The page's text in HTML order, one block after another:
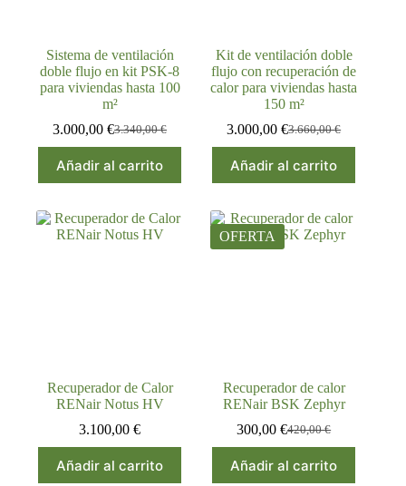
Sistema de ventilación
doble flujo en kit PSK-8
para viviendas hasta 100
m²
3.340,00€
El
original
era:
3.000,00€
El
actual
es:
Añadir al carrito
Kit de ventilación doble
flujo con recuperación de
calor para viviendas hasta
150 m²
3.660,00€
El
original
era:
3.000,00€
El
actual
es:
Añadir al carrito
Recuperador de Calor
RENair Notus HV
3.100,00€
Añadir al carrito
OFERTA
Recuperador de calor
RENair BSK Zephyr
420,00€
El
original
300,00€El
actual
Añadir al carrito